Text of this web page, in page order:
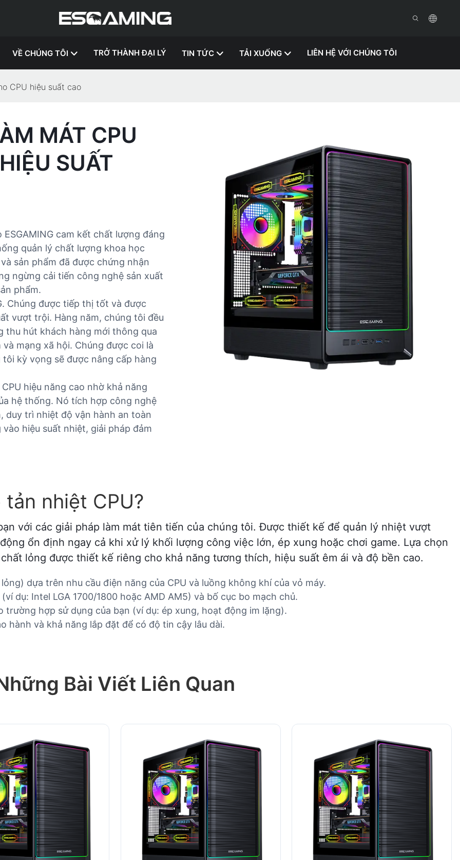
VỀ CHÚNG TÔI TRỞ THÀNH ĐẠI LÝ TIN TỨC TẢI XUỐNG LIÊN HỆ VỚI CHÚNG TÔI
CPU hiệu suất cao
MÁT CPU
SUẤT
cam kết chất lượng đáng
quản lý chất lượng khoa học
sản phẩm đã được chứng nhận
ngừng cải tiến công nghệ sản xuất
phẩm.
Chúng được tiếp thị tốt và được
vượt trội. Hàng năm, chúng tôi đều
thu hút khách hàng mới thông qua
mạng xã hội. Chúng được coi là
kỳ vọng sẽ được nâng cấp hàng
hiệu năng cao nhờ khả năng
hệ thống. Nó tích hợp công nghệ
duy trì nhiệt độ vận hành an toàn
hiệu suất nhiệt, giải pháp đảm
nhiệt CPU?
với các giải pháp làm mát tiên tiến của chúng tôi. Được thiết kế để quản lý nhiệt vượt
ổn định ngay cả khi xử lý khối lượng công việc lớn, ép xung hoặc chơi game. Lựa chọn
lỏng được thiết kế riêng cho khả năng tương thích, hiệu suất êm ái và độ bền cao.
dựa trên nhu cầu điện năng của CPU và luồng không khí của vỏ máy.
dụ: Intel LGA 1700/1800 hoặc AMD AM5) và bố cục bo mạch chủ.
hợp sử dụng của bạn (ví dụ: ép xung, hoạt động im lặng).
hành và khả năng lắp đặt để có độ tin cậy lâu dài.
Bài Viết Liên Quan